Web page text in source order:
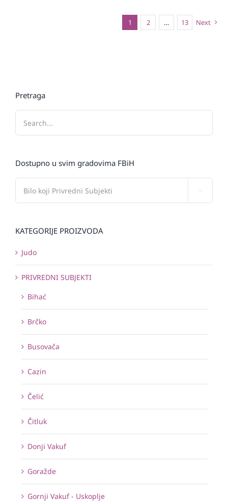
1 2 … 13 Next
Pretraga
Dostupno u svim gradovima FBiH
KATEGORIJE PROIZVODA
Judo
PRIVREDNI SUBJEKTI
Bihać
Brčko
Busovača
Cazin
Čelić
Čitluk
Donji Vakuf
Goražde
Gornji Vakuf - Uskoplje